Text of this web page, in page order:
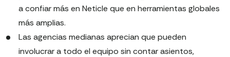
a confiar más en Neticle que en herramientas globales
más amplias.
Las agencias medianas aprecian que pueden
involucrar a todo el equipo sin contar asientos,